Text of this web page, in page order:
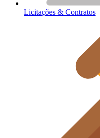
Licitações & Contratos